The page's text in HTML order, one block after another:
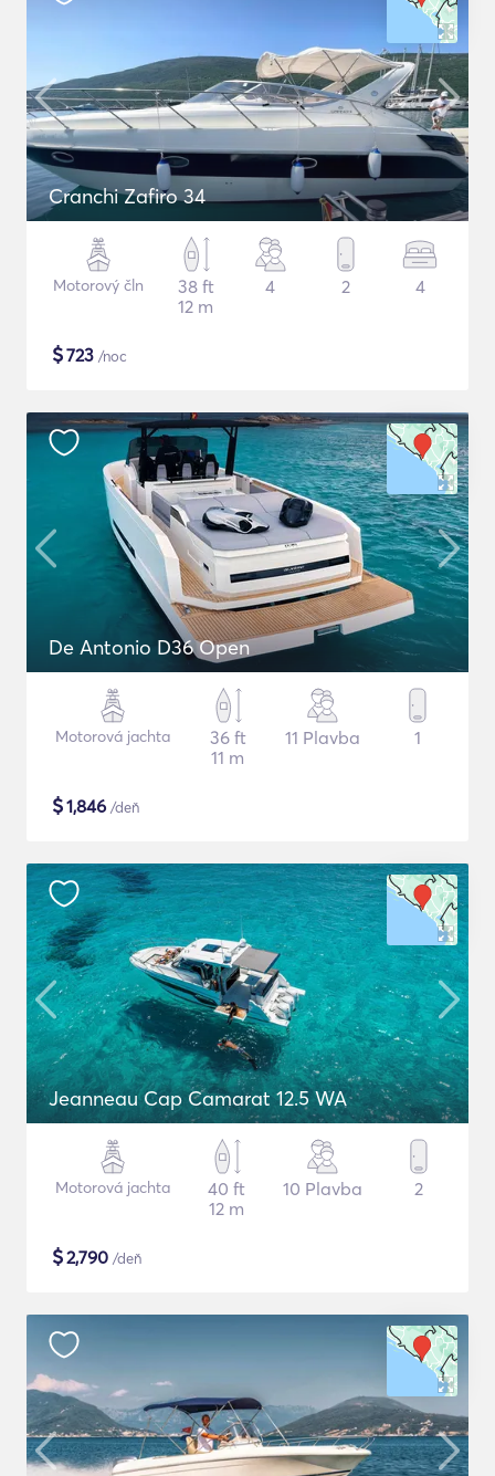
Cranchi Zafiro 34
Motorový čln
38 ft
12 m
4 2 4
$723 /noc
De Antonio D36 Open
Motorová jachta
36 ft
11 m
11 Plavba 1
$1,846 /deň
Jeanneau Cap Camarat 12.5 WA
Motorová jachta
40 ft
12 m
10 Plavba 2
$2,790 /deň